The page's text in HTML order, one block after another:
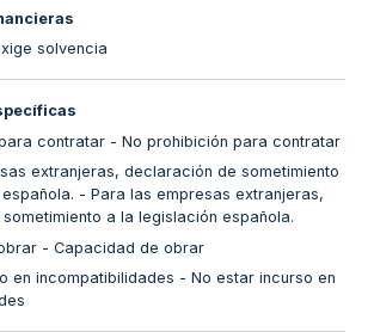
solvencia
contratar - No prohibición para contratar
extranjeras, declaración de sometimiento
- Para las empresas extranjeras,
a la legislación española.
- Capacidad de obrar
en incompatibilidades - No estar incurso en